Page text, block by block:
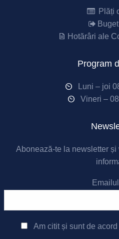
Plăți
Hotărâri ale
Program
Luni – joi
Vineri –
Abonează-te la newsletter
Am citit și sunt de acord